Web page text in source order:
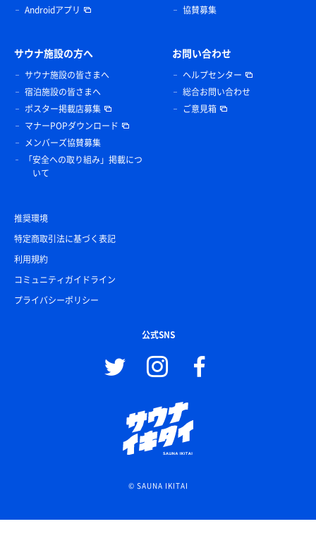
Androidアプリ
協賛募集
サウナ施設の方へ
サウナ施設の皆さまへ
宿泊施設の皆さまへ
ポスター掲載店募集
マナーPOPダウンロード
メンバーズ協賛募集
「安全への取り組み」掲載につ
いて
お問い合わせ
ヘルプセンター
総合お問い合わせ
ご意見箱
推奨環境
特定商取引法に基づく表記
利用規約
コミュニティガイドライン
プライバシーポリシー
公式SNS
© SAUNA IKITAI